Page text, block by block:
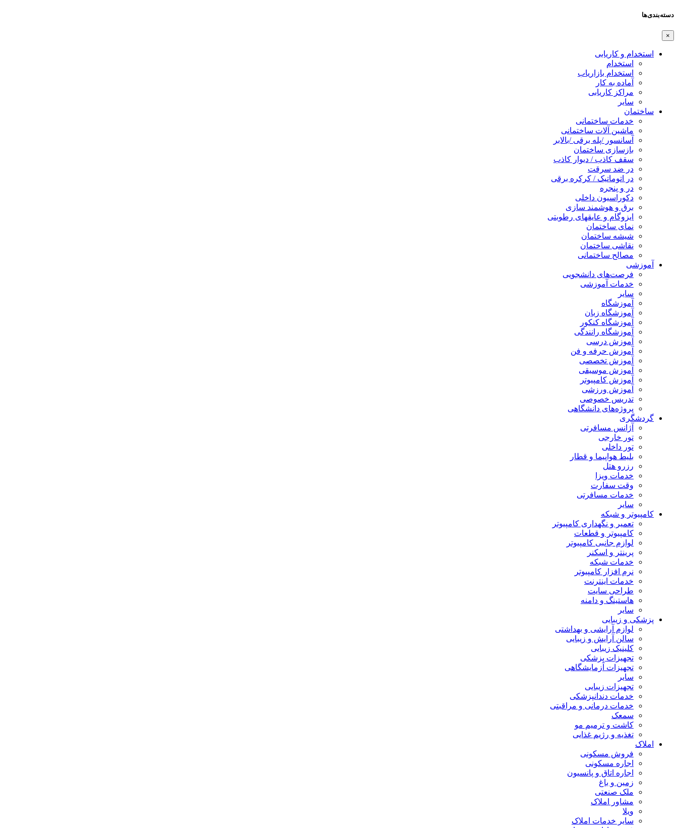
دسته‌بندی‌ها
×
استخدام و کاریابی
استخدام
استخدام بازاریاب
آماده به کار
مراکز کاریابی
سایر
ساختمان
خدمات ساختمانی
ماشین آلات ساختمانی
آسانسور /پله برقی /بالابر
بازسازی ساختمان
سقف کاذب / دیوار کاذب
در ضد سرقت
در اتوماتیک / کرکره برقی
در و پنجره
دکوراسیون داخلی
برق و هوشمند سازی
ایزوگام و عایقهای رطوبتی
نمای ساختمان
شیشه ساختمان
نقاشی ساختمان
مصالح ساختمانی
آموزشی
فرصت‌های دانشجویی
خدمات آموزشی
سایر
آموزشگاه
آموزشگاه زبان
آموزشگاه کنکور
آموزشگاه رانندگی
آموزش درسی
آموزش حرفه و فن
آموزش تخصصی
آموزش موسیقی
آموزش کامپیوتر
آموزش ورزشی
تدریس خصوصی
پروژه‌های دانشگاهی
گردشگری
آژانس مسافرتی
تور خارجی
تور داخلی
بلیط هواپیما و قطار
رزرو هتل
خدمات ویزا
وقت سفارت
خدمات مسافرتی
سایر
کامپیوتر و شبکه
تعمیر و نگهداری کامپیوتر
کامپیوتر و قطعات
لوازم جانبی کامپیوتر
پرینتر و اسکنر
خدمات شبکه
نرم افزار کامپیوتر
خدمات اینترنت
طراحی سایت
هاستینگ و دامنه
سایر
پزشکی و زیبایی
لوازم آرایشی و بهداشتی
سالن آرایش و زیبایی
کلینیک زیبایی
تجهیزات پزشکی
تجهیزات آزمایشگاهی
سایر
تجهیزات زیبایی
خدمات دندانپزشکی
خدمات درمانی و مراقبتی
سمعک
کاشت و ترمیم مو
تغذیه و رژیم غذایی
املاک
فروش مسکونی
اجاره مسکونی
اجاره اتاق و پانسیون
زمین و باغ
ملک صنعتی
مشاور املاک
ویلا
سایر خدمات املاک